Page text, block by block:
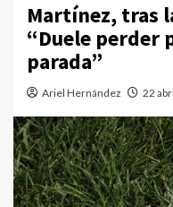
Martínez, tras
“Duele perder
parada”
Ariel Hernández 22